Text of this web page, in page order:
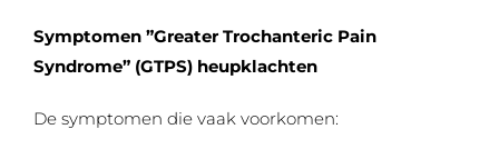
Symptomen ”Greater Trochanteric Pain
Syndrome” (GTPS) heupklachten
De symptomen die vaak voorkomen: